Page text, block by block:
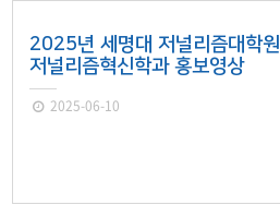
2025년 세명대 저널리즘대학원
저널리즘혁신학과 홍보영상
2025-06-10